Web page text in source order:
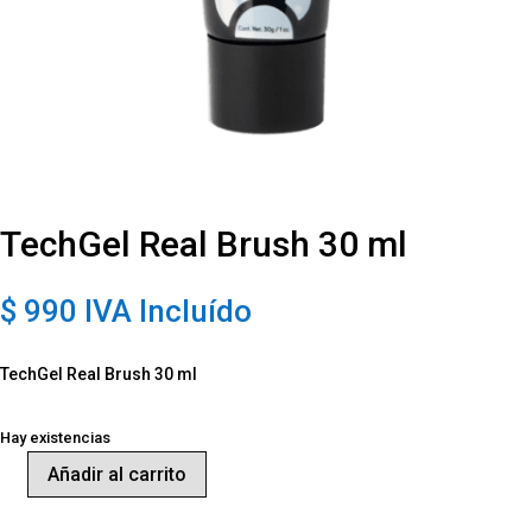
TechGel Real Brush 30 ml
$ 990 IVA Incluído
TechGel Real Brush 30 ml
Hay existencias
TechGel
Añadir al carrito